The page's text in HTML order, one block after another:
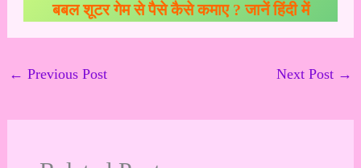
बबल शूटर गेम से पैसे कैसे कमाए ? जानें हिंदी में
← Previous Post Next Post →